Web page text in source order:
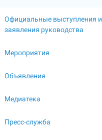
Официальные выступления и
заявления руководства
Мероприятия
Объявления
Медиатека
Пресс-служба